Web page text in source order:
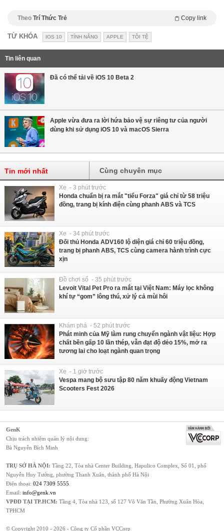
Theo Trí Thức Trẻ Copy link
TỪ KHÓA IOS 10 TÍNH NĂNG APPLE TỒI TỆ
Tin liên quan
Đã có thể tải về iOS 10 Beta 2
Apple vừa đưa ra lời hứa bảo vệ sự riêng tư của người
dùng khi sử dụng iOS 10 và macOS Sierra
Tin mới nhất Cùng chuyên mục
Xe - 3 phút trước
Honda chuẩn bị ra mắt "tiểu Forza" giá chỉ từ 58 triệu
đồng, trang bị kính điện cùng phanh ABS và TCS
Xe - 34 phút trước
Đối thủ Honda ADV160 lộ diện giá chỉ 60 triệu đồng,
trang bị phanh ABS, TCS cùng camera hành trình cực
xịn
Đồ chơi số - 35 phút trước
Levoit Vital Pet Pro ra mắt tại Việt Nam: Máy lọc không
khí tự “gom” lông thú, xử lý cả mùi hôi
Khám phá - 52 phút trước
Phát minh của Mỹ làm rung chuyển ngành vật liệu: Hợp
chất bền gấp 10 lần thép, vẫn đạt độ dẻo 15%, mở ra
tương lai cho loạt ngành quan trọng
Xe - 1 giờ trước
Vespa mang bộ sưu tập 80 năm khuấy động Vietnam
Scooters Fest 2026
GenK
Chịu trách nhiệm quản lý nội dung:
Bà Nguyễn Bích Minh
TRỤ SỞ HÀ NỘI: Tầng 22, Tòa nhà Center Building, Hapulico Complex, Số 01, phố
Nguyễn Huy Tưởng, phường Thanh Xuân, thành phố Hà Nội
Điện thoại: 024 7309 5555
Email: info@genk.vn
VPĐD TẠI TP.HCM: Tầng 4, Tòa nhà 123, số 127 Võ Văn Tần, Phường Xuân Hòa,
TPHCM
© Copyright 2010 - 2026 - Công ty Cổ phần VCCorp